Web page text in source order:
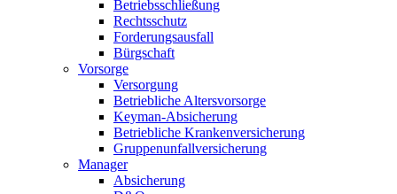
Betriebsschließung
Rechtsschutz
Forderungsausfall
Bürgschaft
Vorsorge
Versorgung
Betriebliche Altersvorsorge
Keyman-Absicherung
Betriebliche Krankenversicherung
Gruppenunfallversicherung
Manager
Absicherung